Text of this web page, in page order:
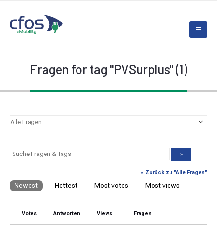
Fragen for tag "PVSurplus" (1)
>
« Zurück zu "Alle Fragen"
Newest Hottest Most votes Most views
Votes Antworten Views Fragen